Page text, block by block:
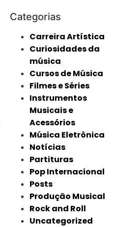
Categorias
Carreira Artística
Curiosidades da
música
Cursos de Música
Filmes e Séries
Instrumentos
Musicais e
Acessórios
Música Eletrônica
Notícias
Partituras
Pop Internacional
Posts
Produção Musical
Rock and Roll
Uncategorized